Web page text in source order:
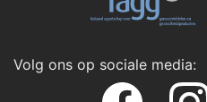
Volg ons op sociale media: